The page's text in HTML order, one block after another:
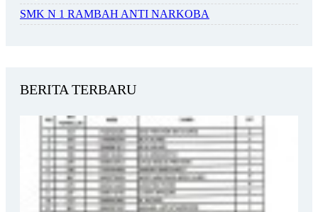
SMK N 1 RAMBAH ANTI NARKOBA
BERITA TERBARU